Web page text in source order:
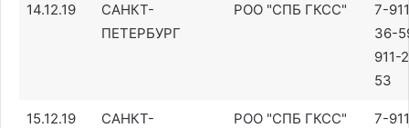
14.12.19
САНКТ-
ПЕТЕРБУРГ
РОО "СПБ ГКСС"
7-
36-
911-
53
15.12.19
САНКТ-
РОО "СПБ ГКСС"
7-